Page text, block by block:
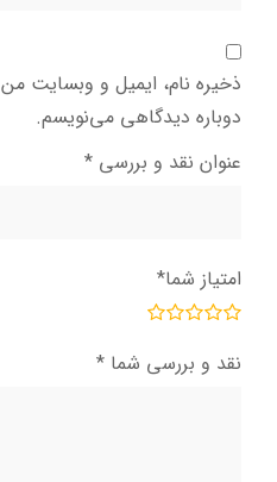
ذخیره نام، ایمیل و وبسایت من
دوباره دیدگاهی می‌نویسم.
عنوان نقد و بررسی *
امتیاز شما*
نقد و بررسی شما *